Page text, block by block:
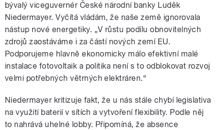
bývalý viceguvernér České národní banky Luděk
Niedermayer. Vyčítá vládám, že naše země ignorovala
nástup nové energetiky. „V růstu podílu obnovitelných
zdrojů zaostáváme i za částí nových zemí EU.
Podporujeme hlavně ekonomicky málo efektivní malé
instalace fotovoltaik a politika není s to odblokovat rozvoj
velmi potřebných větrných elektráren.“
Niedermayer kritizuje fakt, že u nás stále chybí legislativa
na využití baterií v sítích a vytvoření flexibility. Podle něj
to nahrává uhelné lobby. Připomíná, že absence